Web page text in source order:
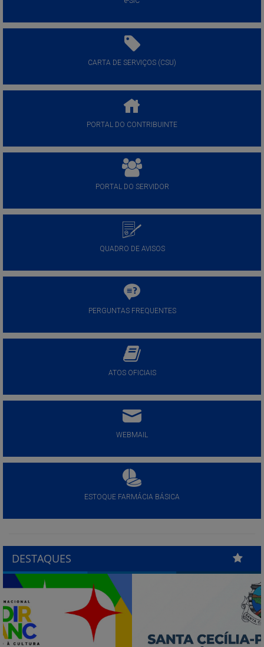
CARTA DE SERVIÇOS (CSU)
PORTAL DO CONTRIBUINTE
PORTAL DO SERVIDOR
QUADRO DE AVISOS
PERGUNTAS FREQUENTES
ATOS OFICIAIS
WEBMAIL
ESTOQUE FARMÁCIA BÁSICA
DESTAQUES